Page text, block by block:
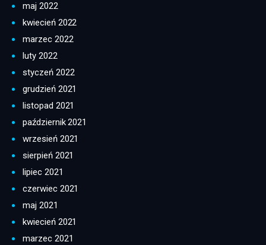
maj 2022
kwiecień 2022
marzec 2022
luty 2022
styczeń 2022
grudzień 2021
listopad 2021
październik 2021
wrzesień 2021
sierpień 2021
lipiec 2021
czerwiec 2021
maj 2021
kwiecień 2021
marzec 2021